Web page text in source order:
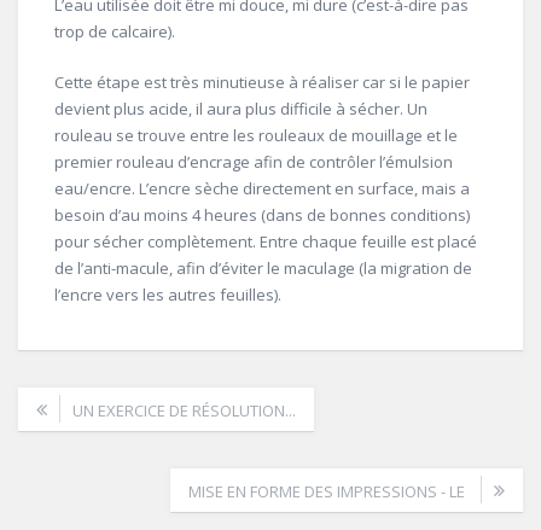
L’eau utilisée doit être mi douce, mi dure (c’est-à-dire pas
trop de calcaire).
Cette étape est très minutieuse à réaliser car si le papier
devient plus acide, il aura plus difficile à sécher. Un
rouleau se trouve entre les rouleaux de mouillage et le
premier rouleau d’encrage afin de contrôler l’émulsion
eau/encre. L’encre sèche directement en surface, mais a
besoin d’au moins 4 heures (dans de bonnes conditions)
pour sécher complètement. Entre chaque feuille est placé
de l’anti-macule, afin d’éviter le maculage (la migration de
l’encre vers les autres feuilles).
UN EXERCICE DE RÉSOLUTION...
MISE EN FORME DES IMPRESSIONS - LE